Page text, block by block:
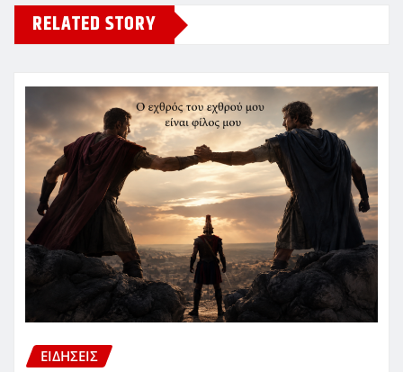
RELATED STORY
ΕΙΔΗΣΕΙΣ